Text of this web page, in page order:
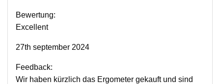
Bewertung:
Excellent
27th september 2024
Feedback:
Wir haben kürzlich das Ergometer gekauft und sind